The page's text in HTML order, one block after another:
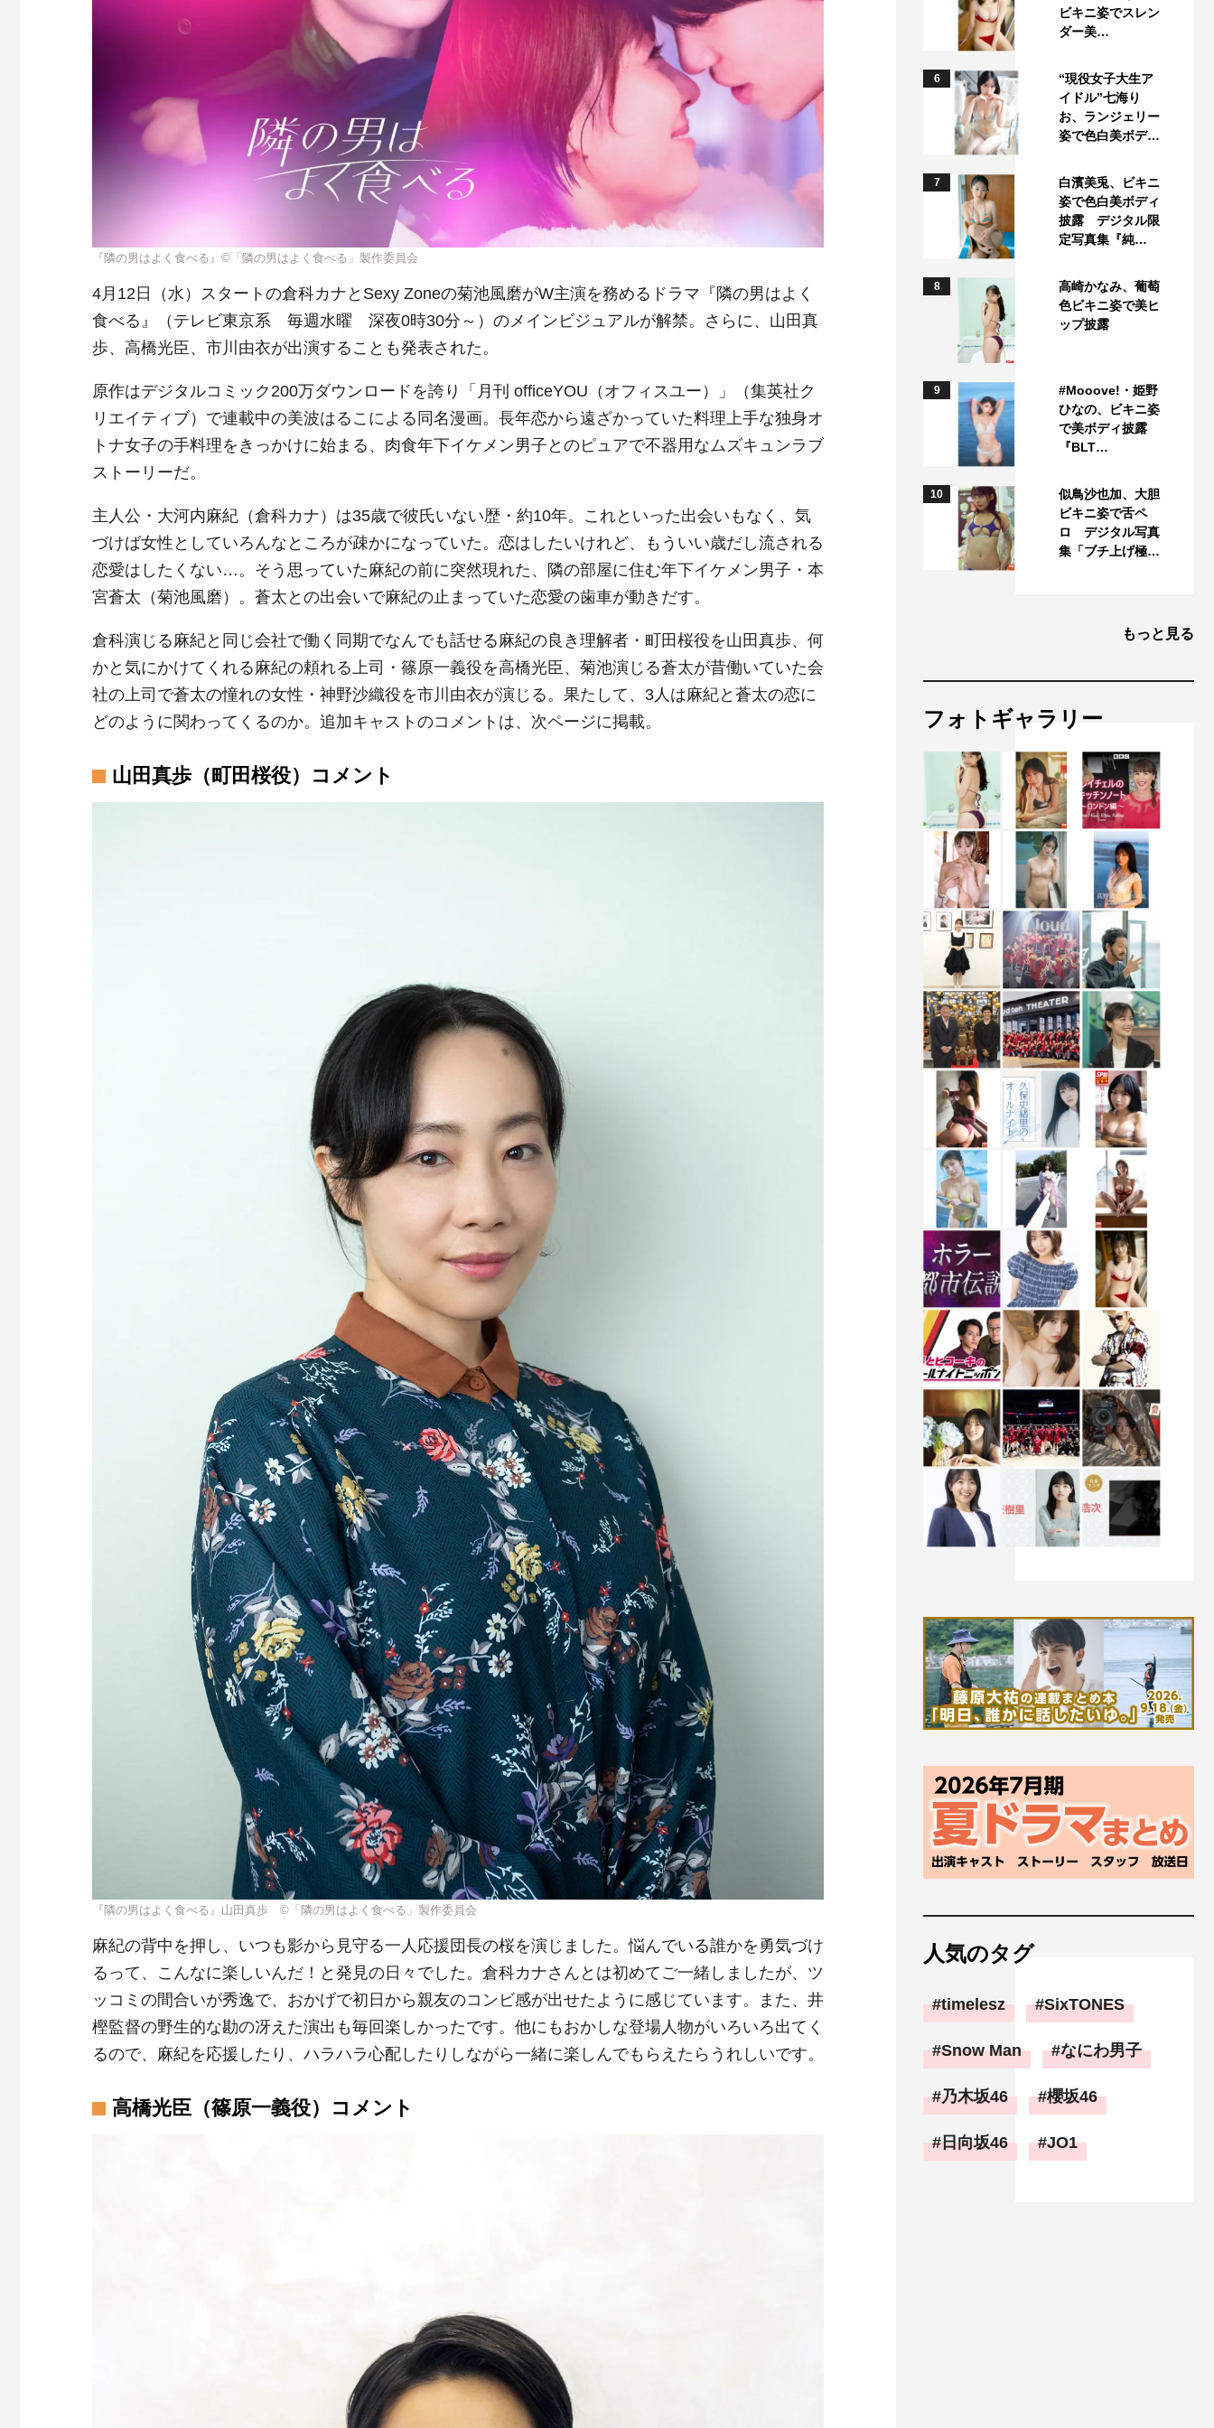
『隣の男はよく食べる』©︎「隣の男はよく食べる」製作委員会
4月12日（水）スタートの倉科カナとSexy Zoneの菊池風磨がW主演を務めるドラマ『隣の男はよく
食べる』（テレビ東京系 毎週水曜 深夜0時30分～）のメインビジュアルが解禁。さらに、山田真
歩、高橋光臣、市川由衣が出演することも発表された。
原作はデジタルコミック200万ダウンロードを誇り「月刊 officeYOU（オフィスユー）」（集英社ク
リエイティブ）で連載中の美波はるこによる同名漫画。長年恋から遠ざかっていた料理上手な独身オ
トナ女子の手料理をきっかけに始まる、肉食年下イケメン男子とのピュアで不器用なムズキュンラブ
ストーリーだ。
主人公・大河内麻紀（倉科カナ）は35歳で彼氏いない歴・約10年。これといった出会いもなく、気
づけば女性としていろんなところが疎かになっていた。恋はしたいけれど、もういい歳だし流される
恋愛はしたくない…。そう思っていた麻紀の前に突然現れた、隣の部屋に住む年下イケメン男子・本
宮蒼太（菊池風磨）。蒼太との出会いで麻紀の止まっていた恋愛の歯車が動きだす。
倉科演じる麻紀と同じ会社で働く同期でなんでも話せる麻紀の良き理解者・町田桜役を山田真歩、何
かと気にかけてくれる麻紀の頼れる上司・篠原一義役を高橋光臣、菊池演じる蒼太が昔働いていた会
社の上司で蒼太の憧れの女性・神野沙織役を市川由衣が演じる。果たして、3人は麻紀と蒼太の恋に
どのように関わってくるのか。追加キャストのコメントは、次ページに掲載。
山田真歩（町田桜役）コメント
『隣の男はよく食べる』山田真歩 ©︎「隣の男はよく食べる」製作委員会
麻紀の背中を押し、いつも影から見守る一人応援団長の桜を演じました。悩んでいる誰かを勇気づけ
るって、こんなに楽しいんだ！と発見の日々でした。倉科カナさんとは初めてご一緒しましたが、ツ
ッコミの間合いが秀逸で、おかげで初日から親友のコンビ感が出せたように感じています。また、井
樫監督の野生的な勘の冴えた演出も毎回楽しかったです。他にもおかしな登場人物がいろいろ出てく
るので、麻紀を応援したり、ハラハラ心配したりしながら一緒に楽しんでもらえたらうれしいです。
高橋光臣（篠原一義役）コメント
ビキニ姿でスレン
ダー美…
6
“現役女子大生ア
イドル”七海り
お、ランジェリー
姿で色白美ボデ…
7
白濱美兎、ビキニ
姿で色白美ボディ
披露 デジタル限
定写真集『純…
8
高崎かなみ、葡萄
色ビキニ姿で美ヒ
ップ披露
9
#Mooove!・姫野
ひなの、ビキニ姿
で美ボディ披露
『BLT…
10
似鳥沙也加、大胆
ビキニ姿で舌ペ
ロ デジタル写真
集「ブチ上げ極…
もっと見る
フォトギャラリー
人気のタグ
timelesz SixTONES
Snow Man なにわ男子
乃木坂46 櫻坂46
日向坂46 JO1